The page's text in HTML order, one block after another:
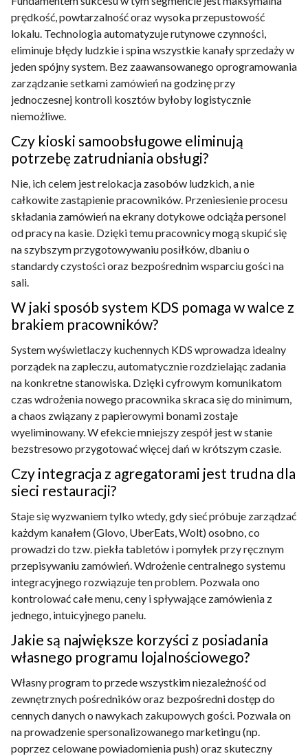
prędkość, powtarzalność oraz wysoka przepustowość
lokalu. Technologia automatyzuje rutynowe czynności,
eliminuje błędy ludzkie i spina wszystkie kanały sprzedaży w
jeden spójny system. Bez zaawansowanego oprogramowania
zarządzanie setkami zamówień na godzinę przy
jednoczesnej kontroli kosztów byłoby logistycznie
niemożliwe.
Czy kioski samoobsługowe eliminują
potrzebę zatrudniania obsługi?
Nie, ich celem jest relokacja zasobów ludzkich, a nie
całkowite zastąpienie pracowników. Przeniesienie procesu
składania zamówień na ekrany dotykowe odciąża personel
od pracy na kasie. Dzięki temu pracownicy mogą skupić się
na szybszym przygotowywaniu posiłków, dbaniu o
standardy czystości oraz bezpośrednim wsparciu gości na
sali.
W jaki sposób system KDS pomaga w walce z
brakiem pracowników?
System wyświetlaczy kuchennych KDS wprowadza idealny
porządek na zapleczu, automatycznie rozdzielając zadania
na konkretne stanowiska. Dzięki cyfrowym komunikatom
czas wdrożenia nowego pracownika skraca się do minimum,
a chaos związany z papierowymi bonami zostaje
wyeliminowany. W efekcie mniejszy zespół jest w stanie
bezstresowo przygotować więcej dań w krótszym czasie.
Czy integracja z agregatorami jest trudna dla
sieci restauracji?
Staje się wyzwaniem tylko wtedy, gdy sieć próbuje zarządzać
każdym kanałem (Glovo, UberEats, Wolt) osobno, co
prowadzi do tzw. piekła tabletów i pomyłek przy ręcznym
przepisywaniu zamówień. Wdrożenie centralnego systemu
integracyjnego rozwiązuje ten problem. Pozwala ono
kontrolować całe menu, ceny i spływające zamówienia z
jednego, intuicyjnego panelu.
Jakie są największe korzyści z posiadania
własnego programu lojalnościowego?
Własny program to przede wszystkim niezależność od
zewnętrznych pośredników oraz bezpośredni dostęp do
cennych danych o nawykach zakupowych gości. Pozwala on
na prowadzenie spersonalizowanego marketingu (np.
poprzez celowane powiadomienia push) oraz skuteczny